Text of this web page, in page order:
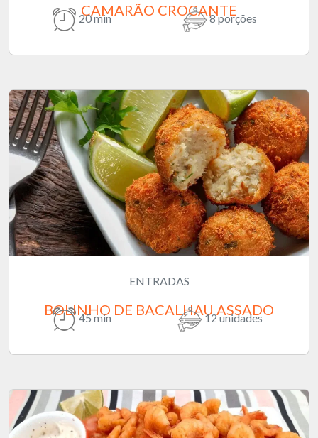
CAMARÃO CROCANTE
20 min 8 porções
ENTRADAS
BOLINHO DE BACALHAU ASSADO
45 min 12 unidades